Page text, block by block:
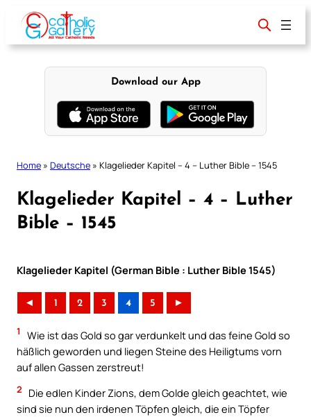
content
Download our App
Home » Deutsche » Klagelieder Kapitel – 4 – Luther Bible – 1545
Klagelieder Kapitel – 4 – Luther
Bible – 1545
Klagelieder Kapitel (German Bible : Luther Bible 1545)
◄ 1 2 3 4 5 ►
1
Wie ist das Gold so gar verdunkelt und das feine Gold so
häßlich geworden und liegen Steine des Heiligtums vorn
auf allen Gassen zerstreut!
2
Die edlen Kinder Zions, dem Golde gleich geachtet, wie
sind sie nun den irdenen Töpfen gleich, die ein Töpfer